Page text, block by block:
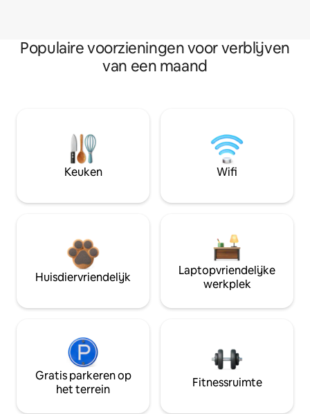
Populaire voorzieningen voor verblijven
van een maand
Keuken Wifi
Huisdiervriendelijk
Laptopvriendelijke
werkplek
Gratis parkeren op
het terrein
Fitnessruimte